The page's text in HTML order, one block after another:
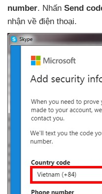
number. Nhấn Send
nhận về điện thoại.